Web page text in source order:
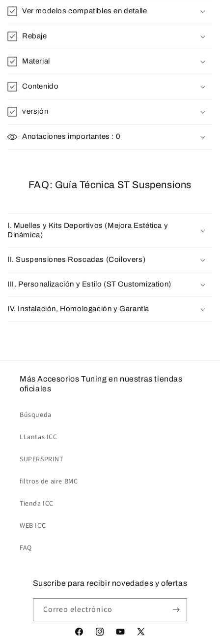
Ver modelos compatibles en detalle
Rebaje
Material
Contenido
versión
Anotaciones importantes : 0
FAQ: Guía Técnica ST Suspensions
I. Muelles y Kits Deportivos (Mejora Estética y
Dinámica)
II. Suspensiones Roscadas (Coilovers)
III. Personalización y Estilo (ST Customization)
IV. Instalación, Homologación y Garantía
Más Accesorios Tuning en nuestras tiendas
oficiales
Búsqueda
LLantas ICC
SUPERSPRINT
filtros de aire BMC
Tienda ICC
WEB ICC
FAQ
Suscribe para recibir novedades y ofertas
Correo electrónico
FacebookInstagramYouTube
X